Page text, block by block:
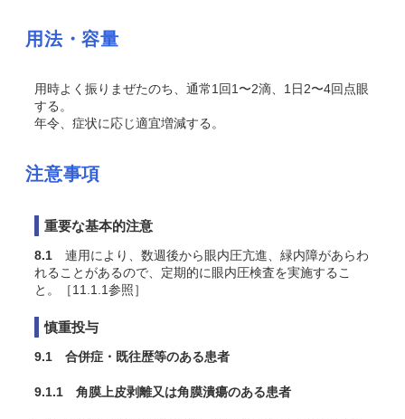
用法・容量
用時よく振りまぜたのち、通常1回1〜2滴、1日2〜4回点眼
する。
年令、症状に応じ適宜増減する。
注意事項
重要な基本的注意
8.1 連用により、数週後から眼内圧亢進、緑内障があらわ
れることがあるので、定期的に眼内圧検査を実施するこ
と。［11.1.1参照］
慎重投与
9.1 合併症・既往歴等のある患者
9.1.1 角膜上皮剥離又は角膜潰瘍のある患者